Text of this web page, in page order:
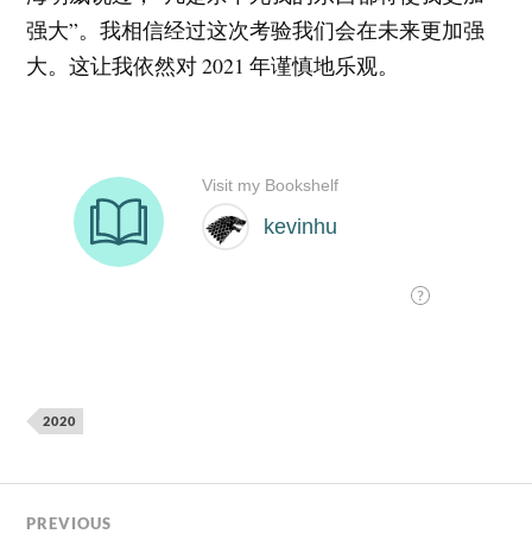
强大”。我相信经过这次考验我们会在未来更加强
大。这让我依然对 2021 年谨慎地乐观。
2020
PREVIOUS